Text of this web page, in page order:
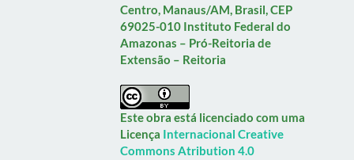
Centro, Manaus/AM, Brasil, CEP
69025-010 Instituto Federal do
Amazonas – Pró-Reitoria de
Extensão – Reitoria
Este obra está licenciado com uma
Licença Internacional Creative
Commons Atribution 4.0